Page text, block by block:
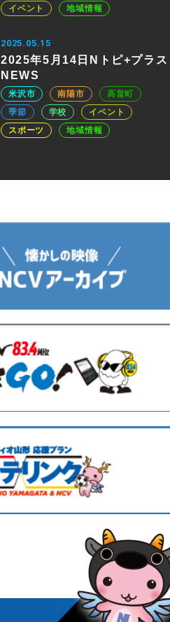
イベント 地域情報
2025.05.15
2025年5月14日Nトピ+プラス
NEWS
米沢市 南陽市
高畠町
季節
学校
イベント
スポーツ
地域情報